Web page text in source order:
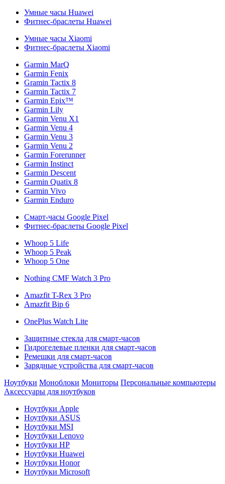
Умные часы Huawei
Фитнес-браслеты Huawei
Умные часы Xiaomi
Фитнес-браслеты Xiaomi
Garmin MarQ
Garmin Fenix
Gramin Tactix 8
Garmin Tactix 7
Garmin Epix™
Garmin Lily
Garmin Venu X1
Garmin Venu 4
Garmin Venu 3
Garmin Venu 2
Garmin Forerunner
Garmin Instinct
Garmin Descent
Garmin Quatix 8
Garmin Vivo
Garmin Enduro
Смарт-часы Google Pixel
Фитнес-браслеты Google Pixel
Whoop 5 Life
Whoop 5 Peak
Whoop 5 One
Nothing CMF Watch 3 Pro
Amazfit T-Rex 3 Pro
Amazfit Bip 6
OnePlus Watch Lite
Защитные стекла для смарт-часов
Гидрогелевые пленки для смарт-часов
Ремешки для смарт-часов
Зарядные устройства для смарт-часов
Ноутбуки Моноблоки Мониторы Персональные компьютеры
Аксессуары для ноутбуков
Ноутбуки Apple
Ноутбуки ASUS
Ноутбуки MSI
Ноутбуки Lenovo
Ноутбуки HP
Ноутбуки Huawei
Ноутбуки Honor
Ноутбуки Microsoft